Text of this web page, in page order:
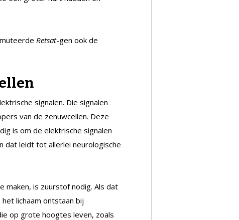
Retsat-gen ook de
signalen. Die signalen
van de zenuwcellen. Deze
is om de elektrische signalen
dat leidt tot allerlei neurologische
maken, is zuurstof nodig. Als dat
lichaam ontstaan bij
op grote hoogtes leven, zoals